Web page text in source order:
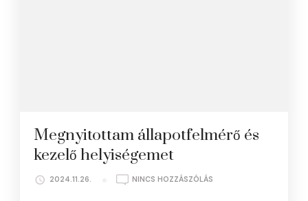
Megnyitottam állapotfelmérő és
kezelő helyiségemet
2024.11.26. NINCS HOZZÁSZÓLÁS